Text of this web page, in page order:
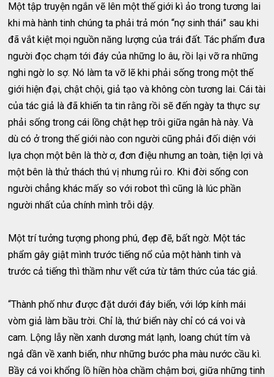
Một tập truyện ngắn vẽ lên một thế giới kì ảo trong tương lai
khi mà hành tinh chúng ta phải trả món “nợ sinh thái” sau khi
đã vắt kiệt mọi nguồn năng lượng của trái đất. Tác phẩm đưa
người đọc chạm tới đáy của những lo âu, rồi lại vỡ ra những
nghi ngờ lo sợ. Nó làm ta vỡ lẽ khi phải sống trong một thế
giới hiện đại, chật chội, giả tạo và không còn tương lai. Cái tài
của tác giả là đã khiến ta tin rằng rồi sẽ đến ngày ta thực sự
phải sống trong cái lồng chật hẹp trôi giữa ngân hà này. Và
dù có ở trong thế giới nào con người cũng phải đối diện với
lựa chọn một bên là thờ ơ, đơn điệu nhưng an toàn, tiện lợi và
một bên là thử thách thú vị nhưng rủi ro. Khi đời sống con
người chẳng khác mấy so với robot thì cũng là lúc phần
người nhất của chính mình trỗi dậy.
Một trí tưởng tượng phong phú, đẹp đẽ, bất ngờ. Một tác
phẩm gây giật mình trước tiếng nổ của một hành tinh và
trước cả tiếng thì thầm như vết cứa từ tâm thức của tác giả.
“Thành phố như được đặt dưới đáy biển, với lớp kính mái
vòm giả làm bầu trời. Chỉ là, thứ biển này chỉ có cá voi và
cam. Lộng lẫy nền xanh dương mát lạnh, loang chút tím và
ngả dần về xanh biển, như những bước pha màu nước cầu kì.
Bầy cá voi khổng lồ hiền hòa chầm chậm bơi, giữa những tinh